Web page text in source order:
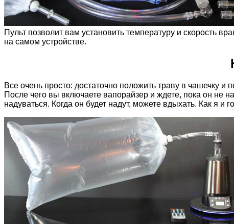
Пульт позволит вам установить температуру и скорость
на самом устройстве.
Все очень просто: достаточно положить траву в чашечку
После чего вы включаете вапорайзер и ждете, пока он не
надуваться. Когда он будет надут, можете вдыхать. Как я и